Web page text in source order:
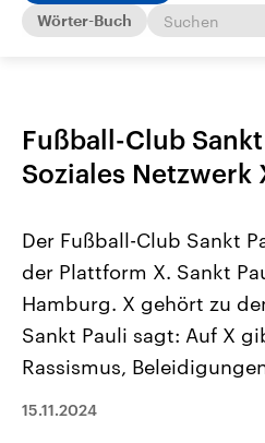
Wörter-Buch
Fußball-Club
Soziales Netzwerk
Der Fußball-Club Sankt
der Plattform X. Sankt
Hamburg. X gehört zu
Sankt Pauli sagt: Auf X
Rassismus,
15.11.2024